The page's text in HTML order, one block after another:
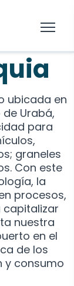
ubicada en
Urabá,
para
graneles
Con este
la
procesos,
capitalizar
nuestra
en el
de los
y consumo